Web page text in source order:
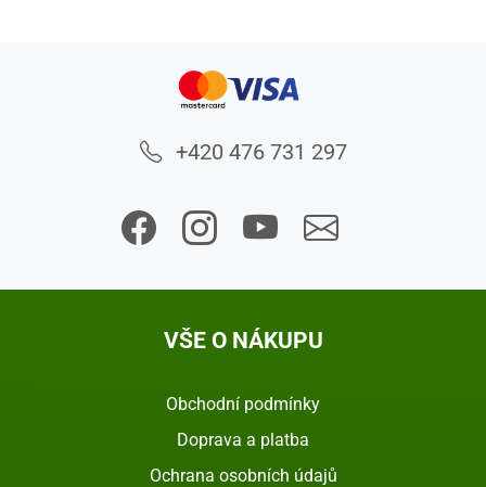
+420 476 731 297
VŠE O NÁKUPU
Obchodní podmínky
Doprava a platba
Ochrana osobních údajů